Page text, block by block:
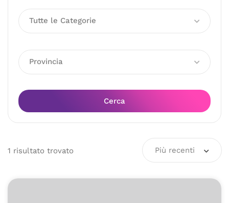
Tutte le Categorie
Provincia
Cerca
1 risultato trovato Più recenti